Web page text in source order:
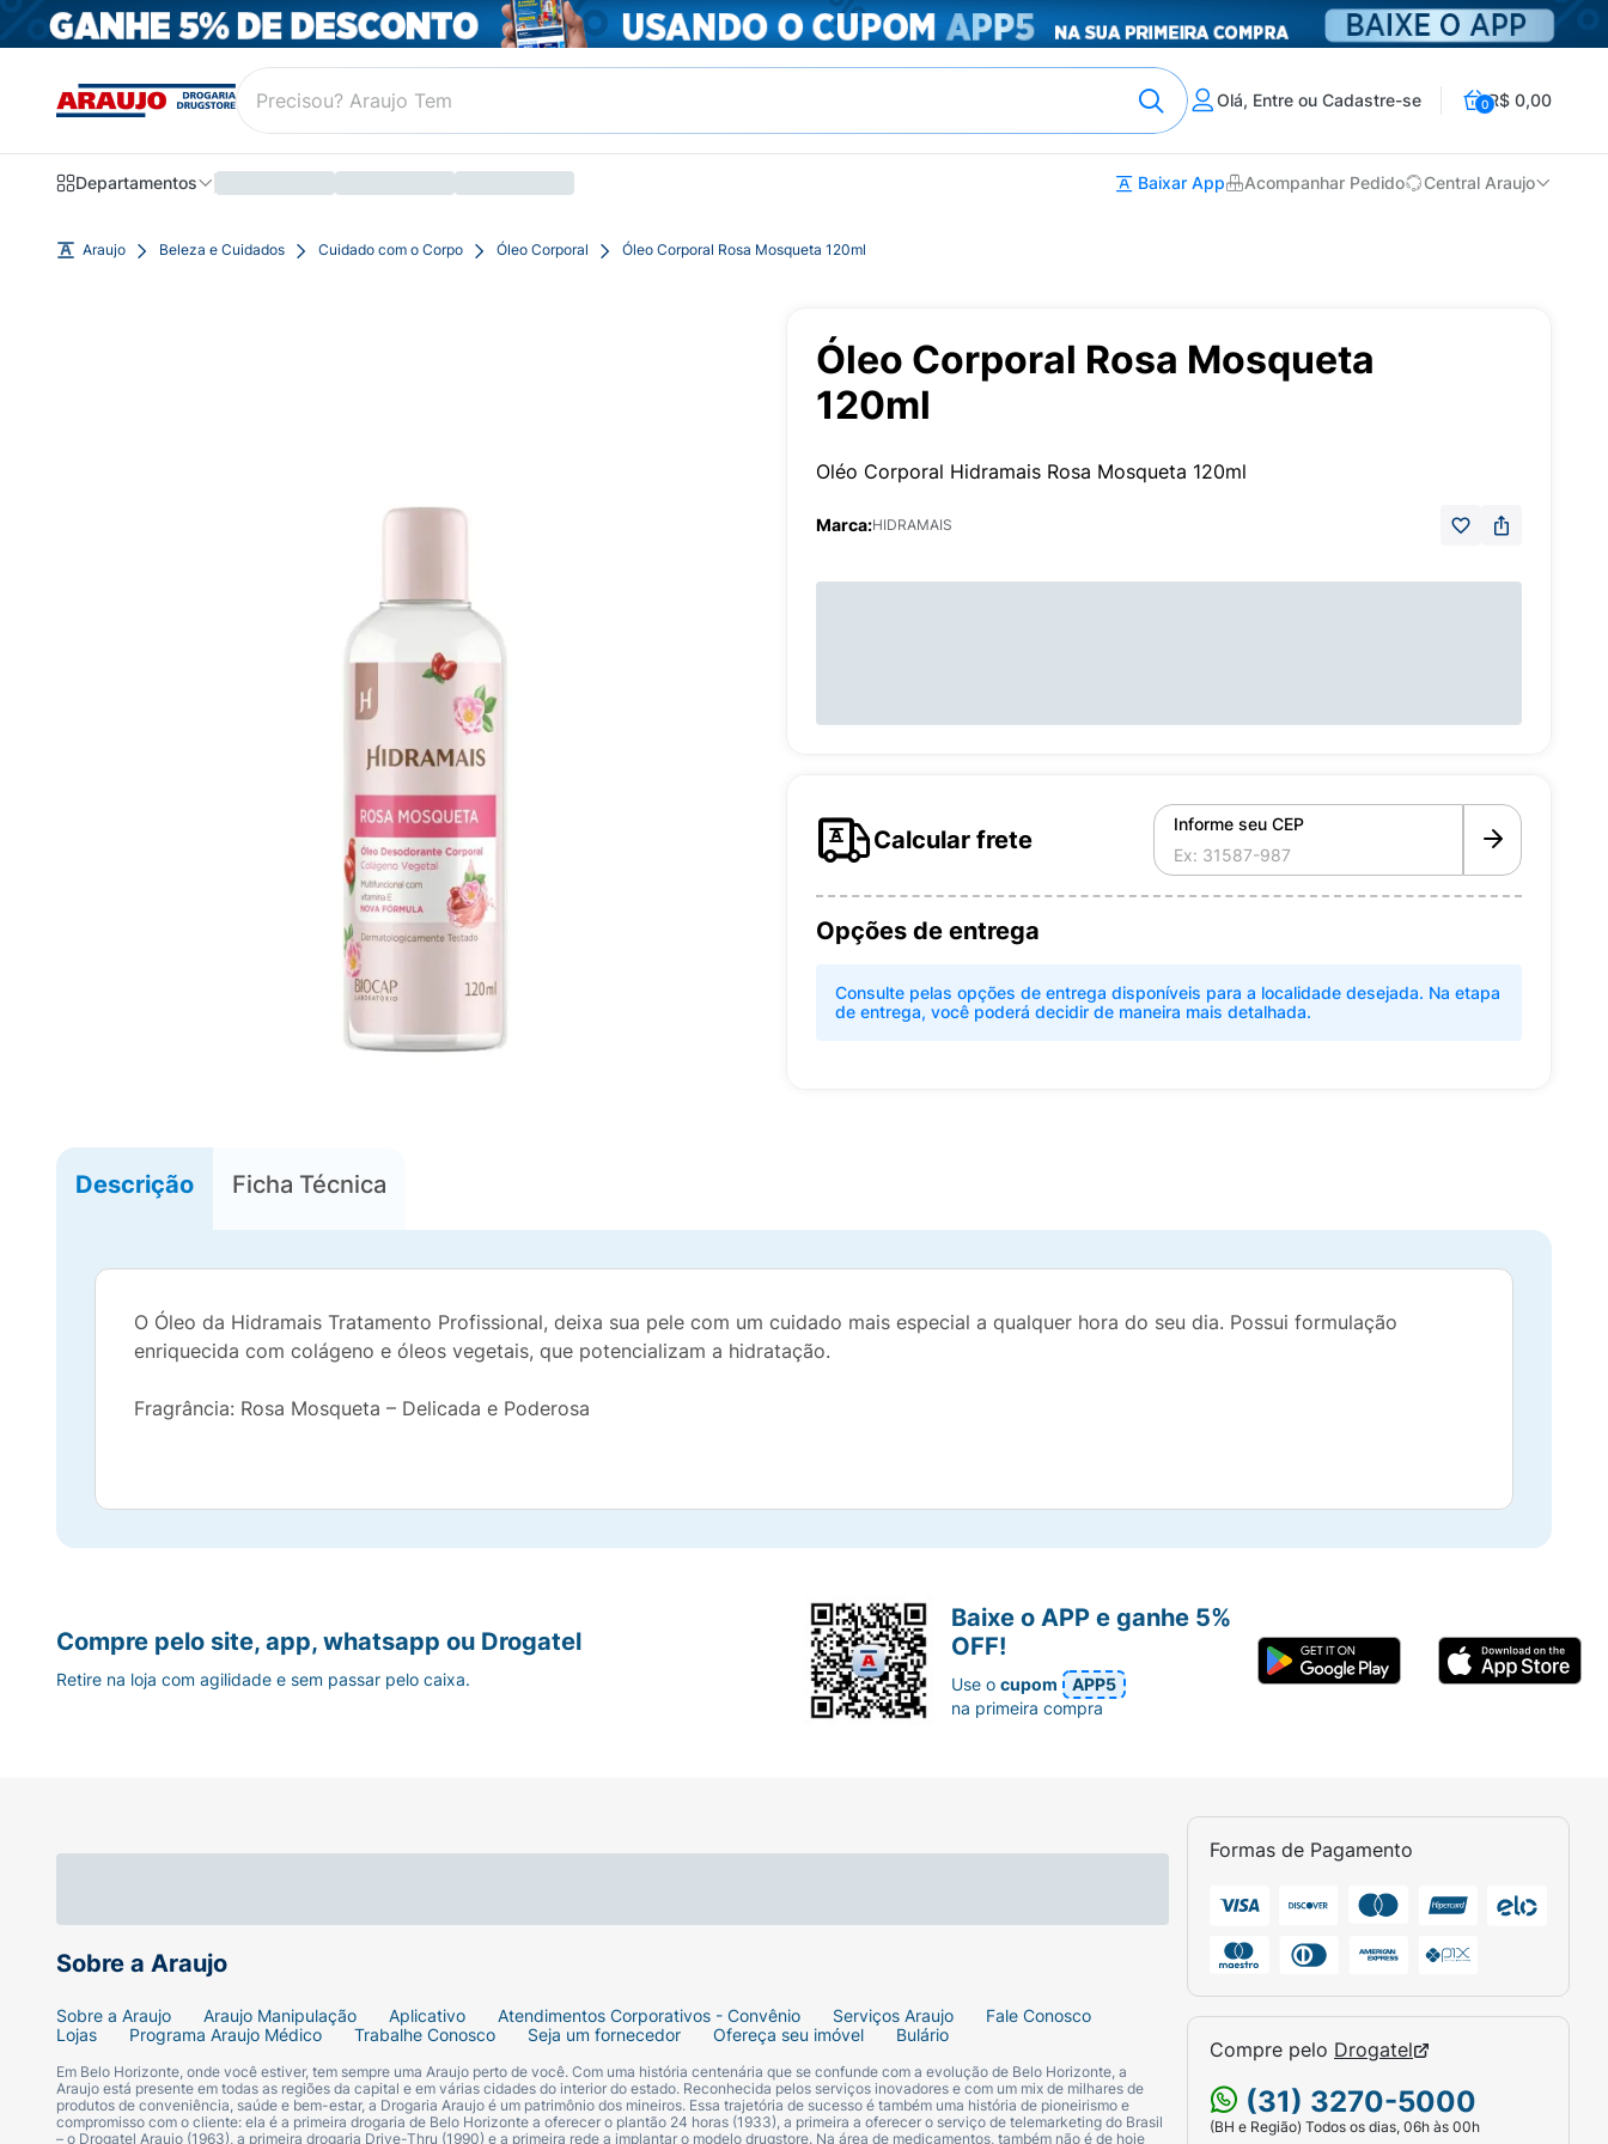
Olá, Entre ou Cadastre-se 0R$ 0,00
Departamentos Baixar App Acompanhar Pedido Central Araujo
Araujo Beleza e Cuidados Cuidado com o Corpo Óleo Corporal Óleo Corporal Rosa Mosqueta 120ml
Óleo Corporal Rosa Mosqueta
120ml
Oléo Corporal Hidramais Rosa Mosqueta 120ml
Marca:HIDRAMAIS
Calcular frete
Informe seu CEP
Opções de entrega
Consulte pelas opções de entrega disponíveis para a localidade desejada. Na etapa
de entrega, você poderá decidir de maneira mais detalhada.
Descrição Ficha Técnica
O Óleo da Hidramais Tratamento Profissional, deixa sua pele com um cuidado mais especial a qualquer hora do seu dia. Possui formulação
enriquecida com colágeno e óleos vegetais, que potencializam a hidratação.
Fragrância: Rosa Mosqueta – Delicada e Poderosa
Sobre a Araujo
Sobre a Araujo Araujo Manipulação Aplicativo Atendimentos Corporativos - Convênio Serviços Araujo
Fale Conosco
Lojas
Programa Araujo Médico Trabalhe Conosco Seja um fornecedor Ofereça seu imóvel Bulário
Em Belo Horizonte, onde você estiver, tem sempre uma Araujo perto de você. Com uma história centenária que se confunde com a evolução de Belo Horizonte, a
Araujo está presente em todas as regiões da capital e em várias cidades do interior do estado. Reconhecida pelos serviços inovadores e com um mix de milhares de
produtos de conveniência, saúde e bem-estar, a Drogaria Araujo é um patrimônio dos mineiros. Essa trajetória de sucesso é também uma história de pioneirismo e
compromisso com o cliente: ela é a primeira drogaria de Belo Horizonte a oferecer o plantão 24 horas (1933), a primeira a oferecer o serviço de telemarketing do Brasil
– o Drogatel Araujo (1963), a primeira drogaria Drive-Thru (1990) e a primeira rede a implantar o modelo drugstore. Na área de medicamentos, também não é de hoje
Formas de Pagamento
Compre pelo Drogatel
(31) 3270-5000
(BH e Região) Todos os dias, 06h às 00h
Compre pelo site, app, whatsapp ou Drogatel
Retire na loja com agilidade e sem passar pelo caixa.
Baixe o APP e ganhe 5%
OFF!
Use ocupom
APP5
na primeira compra